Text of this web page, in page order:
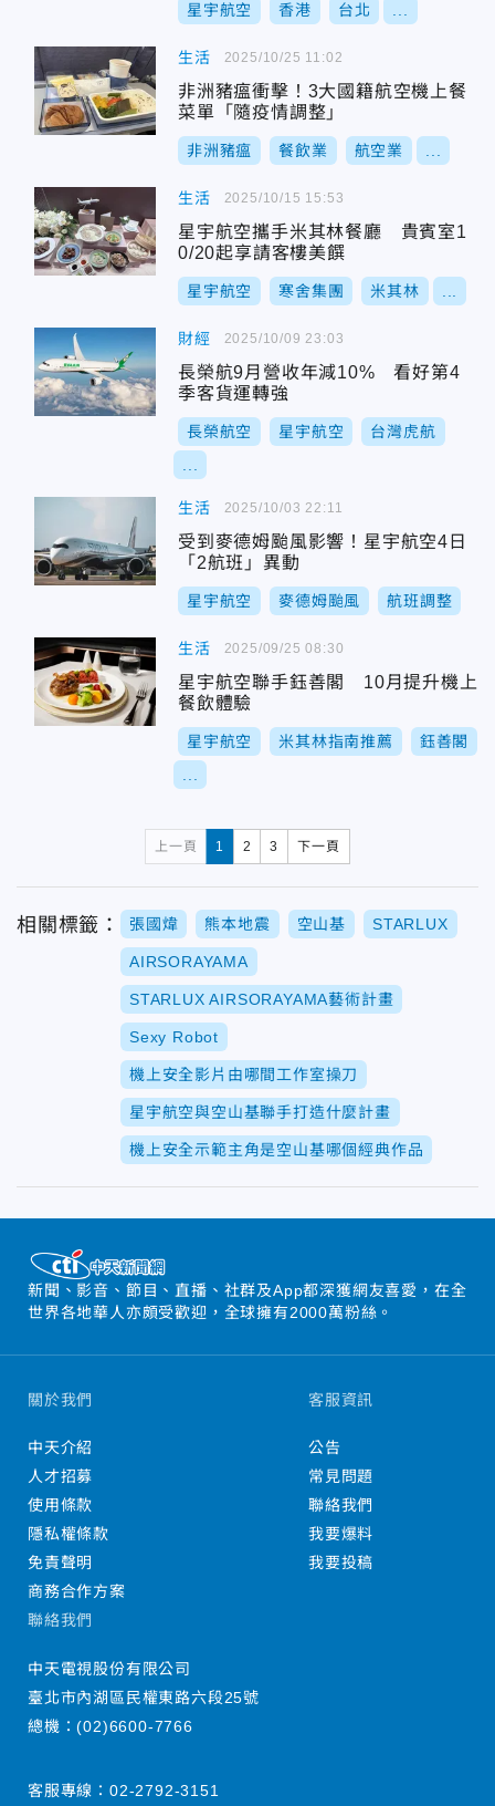
星宇航空 香港 台北
生活
非洲豬瘟衝擊！3大國籍航空機上餐
菜單「隨疫情調整」
非洲豬瘟 餐飲業 航空業
2025/10/25 11:02
生活
星宇航空攜手米其林餐廳 貴賓室1
0/20起享請客樓美饌
星宇航空 寒舍集團 米其林
2025/10/15 15:53
財經
長榮航9月營收年減10% 看好第4
季客貨運轉強
長榮航空 星宇航空 台灣虎航
2025/10/09 23:03
生活
受到麥德姆颱風影響！星宇航空4日
「2航班」異動
星宇航空 麥德姆颱風 航班調整
2025/10/03 22:11
生活
星宇航空聯手鈺善閣 10月提升機上
餐飲體驗
星宇航空 米其林指南推薦 鈺善閣
2025/09/25 08:30
上一頁 1 2 3 下一頁
相關標籤： 張國煒 熊本地震 空山基 STARLUX
AIRSORAYAMA
STARLUX AIRSORAYAMA藝術計畫
Sexy Robot
機上安全影片由哪間工作室操刀
星宇航空與空山基聯手打造什麼計畫
機上安全示範主角是空山基哪個經典作品
新聞、影音、節目、直播、社群及App都深獲網友喜愛，在全
世界各地華人亦頗受歡迎，全球擁有2000萬粉絲。
關於我們
中天介紹
人才招募
使用條款
隱私權條款
免責聲明
商務合作方案
客服資訊
公告
常見問題
聯絡我們
我要爆料
我要投稿
聯絡我們
中天電視股份有限公司
臺北市內湖區民權東路六段25號
總機：(02)6600-7766
客服專線： 02-2792-3151